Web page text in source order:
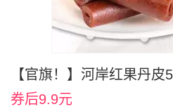
【官旗！】河岸红果丹皮
券后9.9元